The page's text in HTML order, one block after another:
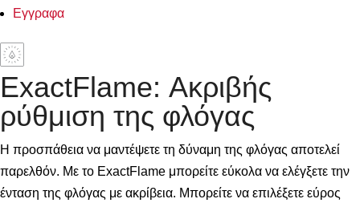
Εγγραφα
ExactFlame: Ακριβής
ρύθμιση της φλόγας
Η προσπάθεια να μαντέψετε τη δύναμη της φλόγας αποτελεί
παρελθόν. Με το ExactFlame μπορείτε εύκολα να ελέγξετε την
ένταση της φλόγας με ακρίβεια. Μπορείτε να επιλέξετε εύρος